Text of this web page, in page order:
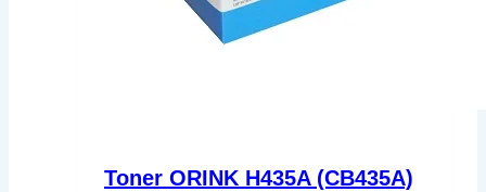
Toner ORINK H435A (CB435A)